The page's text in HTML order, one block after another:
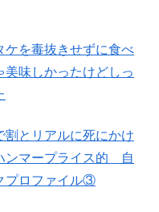
ケを毒抜きせずに食べ
美味しかったけどしっ
割とリアルに死にかけ
ンマープライス的 自
プロファイル③